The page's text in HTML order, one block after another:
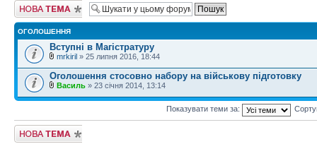
Створити нову
тему
ОГОЛОШЕННЯ
Вступні в Магістратуру
mrkiril » 25 липня 2016, 18:44
Оголошення стосовно набору на військову підготовку
Василь » 23 січня 2014, 13:14
Показувати теми за:
Створити нову
тему